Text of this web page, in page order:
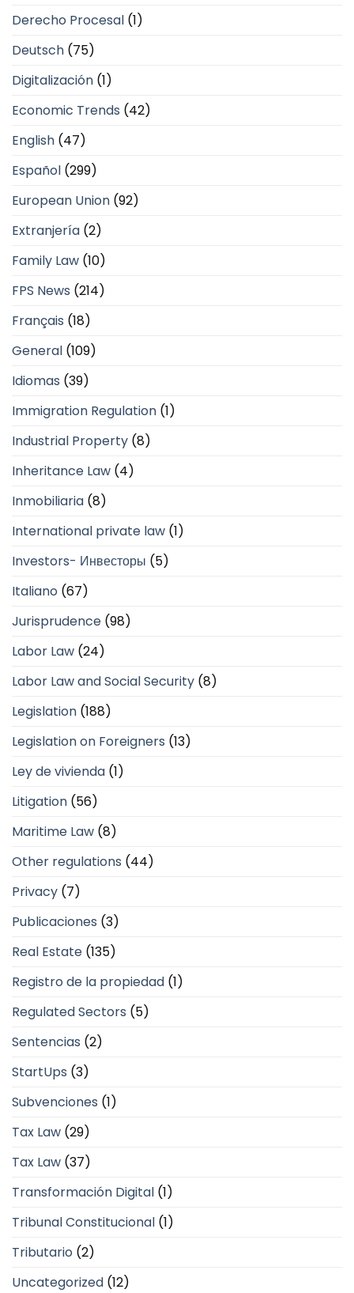
Derecho Procesal (1)
Deutsch (75)
Digitalización (1)
Economic Trends (42)
English (47)
Español (299)
European Union (92)
Extranjería (2)
Family Law (10)
FPS News (214)
Français (18)
General (109)
Idiomas (39)
Immigration Regulation (1)
Industrial Property (8)
Inheritance Law (4)
Inmobiliaria (8)
International private law (1)
Investors- Инвесторы (5)
Italiano (67)
Jurisprudence (98)
Labor Law (24)
Labor Law and Social Security (8)
Legislation (188)
Legislation on Foreigners (13)
Ley de vivienda (1)
Litigation (56)
Maritime Law (8)
Other regulations (44)
Privacy (7)
Publicaciones (3)
Real Estate (135)
Registro de la propiedad (1)
Regulated Sectors (5)
Sentencias (2)
StartUps (3)
Subvenciones (1)
Tax Law (29)
Tax Law (37)
Transformación Digital (1)
Tribunal Constitucional (1)
Tributario (2)
Uncategorized (12)